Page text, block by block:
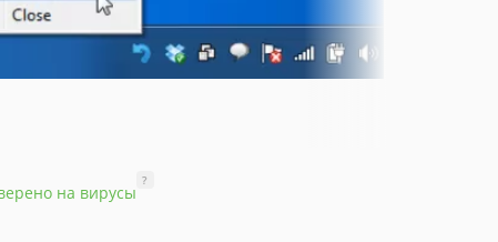
на вирусы
?